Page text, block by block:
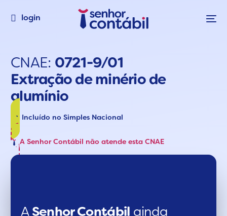
login
CNAE: 0721-9/01
Extração de minério de
alumínio
Incluído no Simples Nacional
A Senhor Contábil não atende esta CNAE
A Senhor Contábil ainda